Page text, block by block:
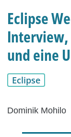
Eclipse
Interview,
und eine
Eclipse
Dominik Mohilo